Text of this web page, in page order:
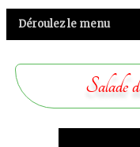
Déroulez le menu
Salade